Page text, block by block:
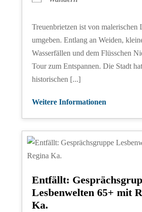
Treuenbrietzen ist von malerischen
umgeben. Entlang an Weiden,
Wasserfällen und dem Flüsschen
Tour zum Entspannen. Die Stadt
historischen [...]
Weitere Informationen
Entfällt:
Lesbenwelten 65+ mit
Ka.